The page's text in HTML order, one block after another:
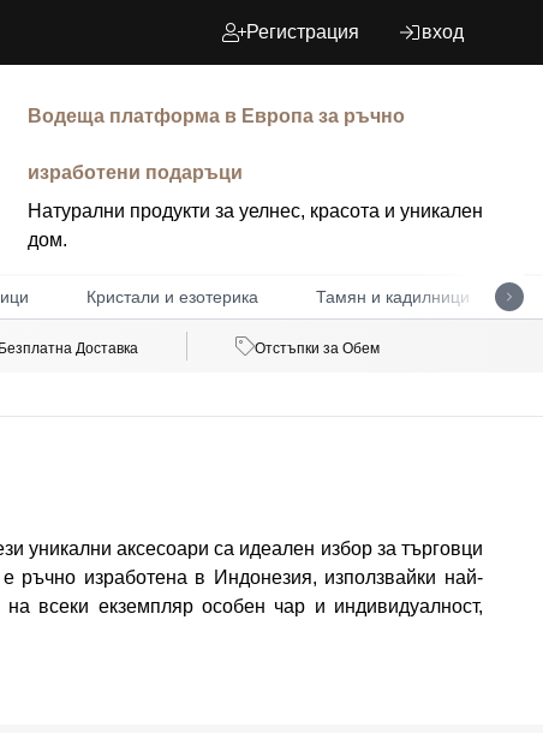
Регистрация вход
Водеща платформа в Европа за ръчно
изработени подаръци
Натурални продукти за уелнес, красота и уникален
дом.
Кристали и езотерика Тамян и кадилници
Безплатна Доставка Отстъпки за Обем
уникални аксесоари са идеален избор за търговци
ръчно изработена в Индонезия, използвайки най-
всеки екземпляр особен чар и индивидуалност,